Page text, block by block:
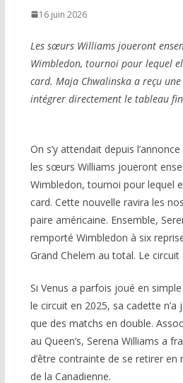
16 juin 2026
Les sœurs Williams joueront
Wimbledon, tournoi pour lequel
card. Maja Chwalinska a reçu
intégrer directement le tableau
On s’y attendait depuis
les sœurs Williams joueront
Wimbledon, tournoi pour lequel
card. Cette nouvelle ravira les
paire américaine. Ensemble,
remporté Wimbledon à six
Grand Chelem au total. Le circuit
Si Venus a parfois joué en
le circuit en 2025, sa cadette n’a
que des matchs en double.
au Queen’s, Serena Williams a
d’être contrainte de se retirer en
de la Canadienne.